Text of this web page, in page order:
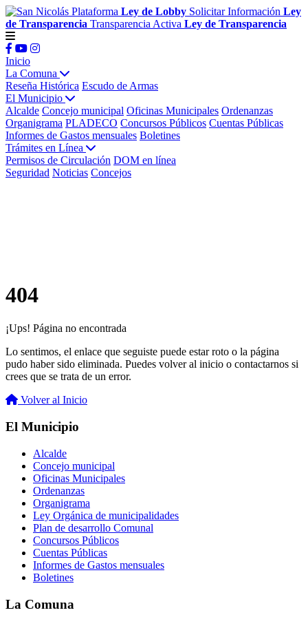
Plataforma Ley de Lobby Solicitar Información Ley
de Transparencia Transparencia Activa Ley de Transparencia
Inicio
La Comuna
Reseña Histórica Escudo de Armas
El Municipio
Alcalde Concejo municipal Oficinas Municipales Ordenanzas
Organigrama PLADECO Concursos Públicos Cuentas Públicas
Informes de Gastos mensuales Boletines
Trámites en Línea
Permisos de Circulación DOM en línea
Seguridad Noticias Concejos
404
¡Ups! Página no encontrada
Lo sentimos, el enlace que seguiste puede estar roto o la página
pudo haber sido eliminada. Puedes volver al inicio o contactarnos si
crees que se trata de un error.
Volver al Inicio
El Municipio
Alcalde
Concejo municipal
Oficinas Municipales
Ordenanzas
Organigrama
Ley Orgánica de municipalidades
Plan de desarrollo Comunal
Concursos Públicos
Cuentas Públicas
Informes de Gastos mensuales
Boletines
La Comuna